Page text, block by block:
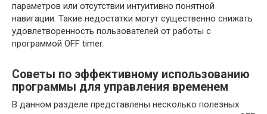
параметров или отсутствии интуитивно понятной
навигации. Такие недостатки могут существенно снижать
удовлетворенность пользователей от работы с
программой OFF timer.
Советы по эффективному использованию
программы для управления временем
В данном разделе представлены несколько полезных